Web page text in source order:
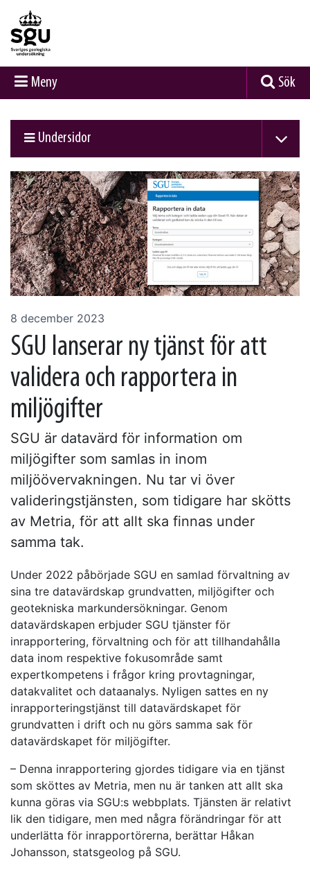
Meny Sök
Undersidor
8 december 2023
SGU lanserar ny tjänst för att
validera och rapportera in
miljögifter
SGU är datavärd för information om
miljögifter som samlas in inom
miljöövervakningen. Nu tar vi över
valideringstjänsten, som tidigare har skötts
av Metria, för att allt ska finnas under
samma tak.
Under 2022 påbörjade SGU en samlad förvaltning av
sina tre datavärdskap grundvatten, miljögifter och
geotekniska markundersökningar. Genom
datavärdskapen erbjuder SGU tjänster för
inrapportering, förvaltning och för att tillhandahålla
data inom respektive fokusområde samt
expertkompetens i frågor kring provtagningar,
datakvalitet och dataanalys. Nyligen sattes en ny
inrapporteringstjänst till datavärdskapet för
grundvatten i drift och nu görs samma sak för
datavärdskapet för miljögifter.
– Denna inrapportering gjordes tidigare via en tjänst
som sköttes av Metria, men nu är tanken att allt ska
kunna göras via SGU:s webbplats. Tjänsten är relativt
lik den tidigare, men med några förändringar för att
underlätta för inrapportörerna, berättar Håkan
Johansson, statsgeolog på SGU.